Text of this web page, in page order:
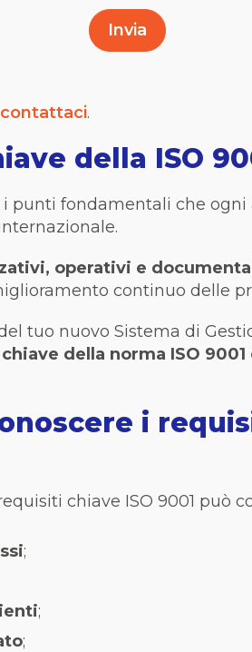
contattaci.
della ISO
i punti fondamentali che
operativi e
continuo delle
tuo nuovo Sistema di
della norma ISO
i
chiave ISO 9001 può
;
;
;